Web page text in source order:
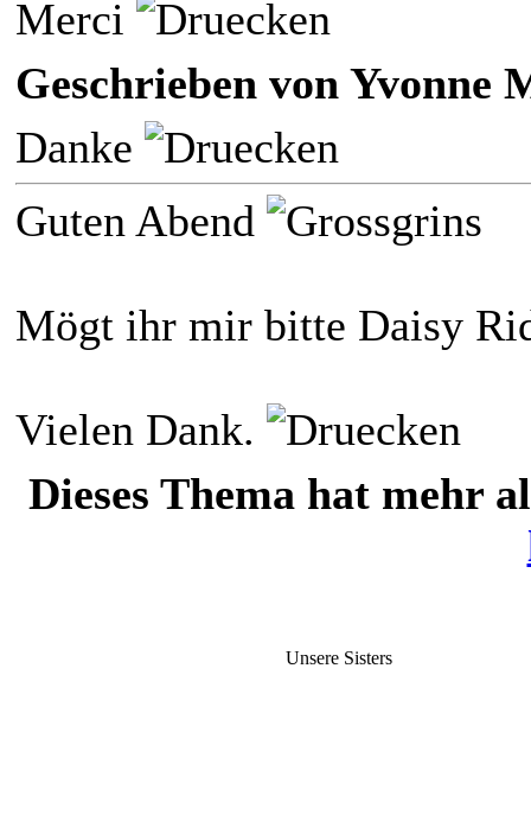
Merci
Geschrieben von Yvonne
Danke
Guten Abend
Mögt ihr mir bitte Daisy
Vielen Dank.
Dieses Thema hat mehr
Unsere Sisters